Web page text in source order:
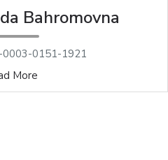
Bahromovna
0003-0151-1921
More